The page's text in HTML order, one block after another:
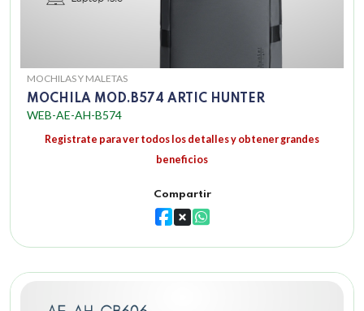
MOCHILAS Y MALETAS
MOCHILA MOD.B574 ARTIC HUNTER
WEB-AE-AH-B574
Registrate para ver todos los detalles y obtener grandes
beneficios
Compartir